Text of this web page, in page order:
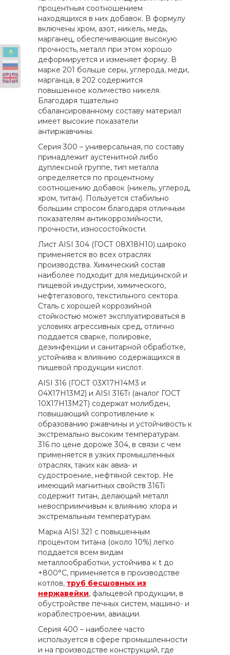
процентным соотношением
находящихся в них добавок. В формулу
включены хром, азот, никель, медь,
марганец, обеспечивающие высокую
прочность, металл при этом хорошо
деформируется и изменяет форму. В
марке 201 больше серы, углерода, меди,
марганца, в 202 содержится
повышенное количество никеля.
Благодаря тщательно
сбалансированному составу материал
имеет высокие показатели
антиржавчины.
Серия 300 – универсальная, по составу
принадлежит аустенитной либо
дуплексной группе, тип металла
определяется по процентному
соотношению добавок (никель, углерод,
хром, титан). Пользуется стабильно
большим спросом благодаря отличным
показателям антикоррозийности,
прочности, износостойкости.
Лист AISI 304 (ГОСТ 08Х18Н10) широко
применяется во всех отраслях
производства. Химический состав
наиболее подходит для медицинской и
пищевой индустрии, химического,
нефтегазового, текстильного сектора.
Сталь с хорошей коррозийной
стойкостью может эксплуатироваться в
условиях агрессивных сред, отлично
поддается сварке, полировке,
дезинфекции и санитарной обработке,
устойчива к влиянию содержащихся в
пищевой продукции кислот.
AISI 316 (ГОСТ 03Х17Н14М3 и
04Х17Н13М2) и AISI 316Тi (аналог ГОСТ
10Х17Н13М2Т) содержат молибден,
повышающий сопротивление к
образованию ржавчины и устойчивость к
экстремально высоким температурам.
316 по цене дороже 304, в связи с чем
применяется в узких промышленных
отраслях, таких как авиа- и
судостроение, нефтяной сектор. Не
имеющий магнитных свойств 316Ti
содержит титан, делающий металл
невосприимчивым к влиянию хлора и
экстремальным температурам.
Марка AISI 321 с повышенным
процентом титана (около 10%) легко
поддается всем видам
металлообработки, устойчива к t до
+800°С, применяется в производстве
котлов, труб бесшовных из
нержавейки, фальцевой продукции, в
обустройстве печных систем, машино- и
кораблестроении, авиации.
Серия 400 – наиболее часто
используется в сфере промышленности
и на производстве конструкций, где